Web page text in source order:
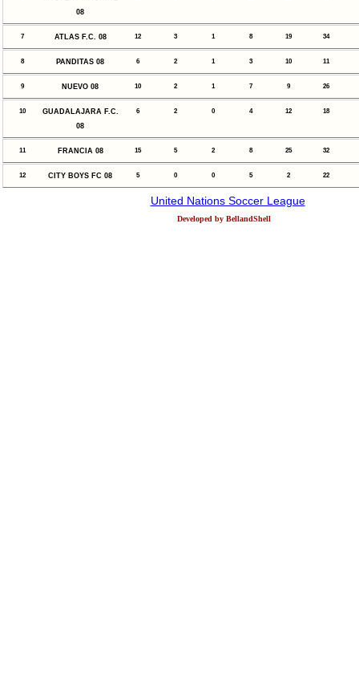
08
7 ATLAS F.C. 08 12 3 1 8 19 34
8 PANDITAS 08 6 2 1 3 10 11
9 NUEVO 08 10 2 1 7 9 26
10
GUADALAJARA F.C.
08
6 2 0 4 12 18
11 FRANCIA 08 15 5 2 8 25 32
12 CITY BOYS FC 08 5 0 0 5 2 22
United Nations Soccer League
Developed by BellandShell